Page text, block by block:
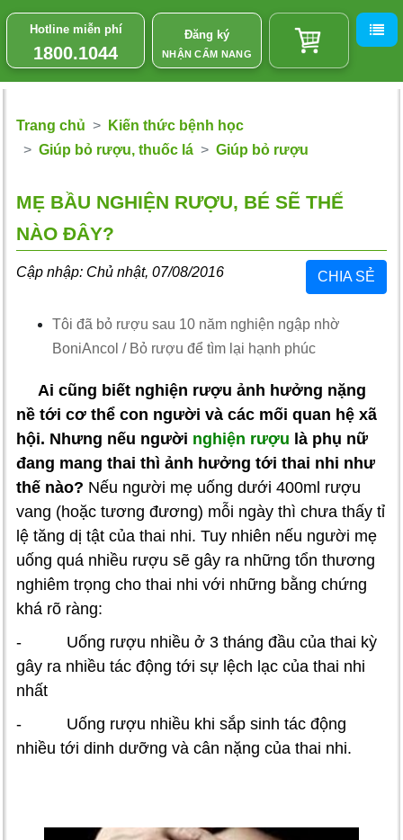
Hotline miễn phí
1800.1044
Đăng ký
NHẬN CẨM NANG
Trang chủ
Kiến thức bệnh học
Giúp bỏ rượu, thuốc lá
Giúp bỏ rượu
MẸ BẦU NGHIỆN RƯỢU, BÉ SẼ THẾ
NÀO ĐÂY?
Cập nhập: Chủ nhật, 07/08/2016 CHIA SẺ
Tôi đã bỏ rượu sau 10 năm nghiện ngập nhờ
BoniAncol / Bỏ rượu để tìm lại hạnh phúc
Ai cũng biết nghiện rượu ảnh hưởng nặng
nề tới cơ thể con người và các mối quan hệ xã
hội. Nhưng nếu người nghiện rượu là phụ nữ
đang mang thai thì ảnh hưởng tới thai nhi như
thế nào? Nếu người mẹ uống dưới 400ml rượu
vang (hoặc tương đương) mỗi ngày thì chưa thấy tỉ
lệ tăng dị tật của thai nhi. Tuy nhiên nếu người mẹ
uống quá nhiều rượu sẽ gây ra những tổn thương
nghiêm trọng cho thai nhi với những bằng chứng
khá rõ ràng:
- Uống rượu nhiều ở 3 tháng đầu của thai kỳ
gây ra nhiều tác động tới sự lệch lạc của thai nhi
nhất
- Uống rượu nhiều khi sắp sinh tác động
nhiều tới dinh dưỡng và cân nặng của thai nhi.